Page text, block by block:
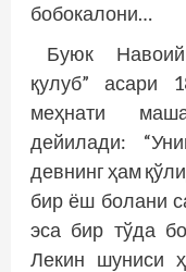
бобокалони…
Буюк Навоий
қулуб” асари
меҳнати
дейилади:
девнинг ҳам
бир ёш болани
эса бир тўда
Лекин шуниси